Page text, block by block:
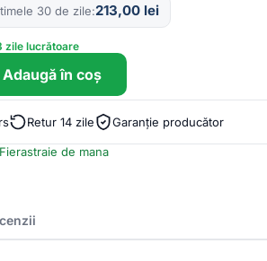
30 de zile 213,00 lei
zile lucrătoare
Adaugă în coș
Retur 14 zile Garanție producător
Fierastraie de mana